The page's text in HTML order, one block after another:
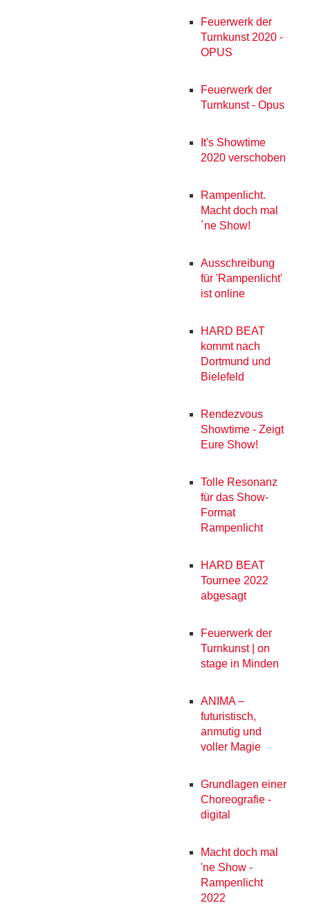
Feuerwerk der
Turnkunst 2020 -
OPUS
Feuerwerk der
Turnkunst - Opus
It's Showtime
2020 verschoben
Rampenlicht.
Macht doch mal
´ne Show!
Ausschreibung
für 'Rampenlicht'
ist online
HARD BEAT
kommt nach
Dortmund und
Bielefeld
Rendezvous
Showtime - Zeigt
Eure Show!
Tolle Resonanz
für das Show-
Format
Rampenlicht
HARD BEAT
Tournee 2022
abgesagt
Feuerwerk der
Turnkunst | on
stage in Minden
ANIMA –
futuristisch,
anmutig und
voller Magie
Grundlagen einer
Choreografie -
digital
Macht doch mal
'ne Show -
Rampenlicht
2022